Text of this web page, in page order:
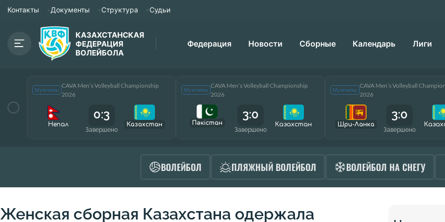
Контакты Документы Структура Судьи
КАЗАХСТАНСКАЯ
ФЕДЕРАЦИЯ
ВОЛЕЙБОЛА
Федерация Новости Сборные Календарь Лиги
Мужчины
CAVA Men’s Volleyball Championship
2026
Непал
0:3
Завершено
Казахстан
Мужчины
CAVA Men’s Volleyball Championship
2026
Пәкістан
3:0
Завершено
Казахстан
Мужчины
CAVA Men’s Volleyball
2026
Шри-Ланка
3:0
Завершено
ВОЛЕЙБОЛ ПЛЯЖНЫЙ ВОЛЕЙБОЛ ВОЛЕЙБОЛ НА СНЕГУ
Женская сборная Казахстана одержала